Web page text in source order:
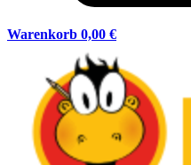
Warenkorb 0,00 €